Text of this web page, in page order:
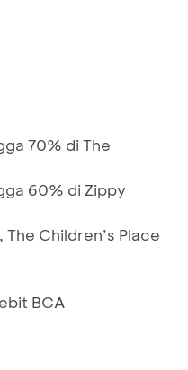
70% di The
60% di Zippy
Children’s Place
BCA